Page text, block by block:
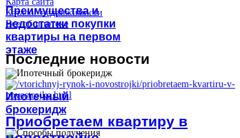
Преимущества и
недостатки покупки
квартиры на первом
этаже
Ипотечный
брокеридж
Каталог недвижимости
Все об ипотеке
Последние новости
Приобретаем квартиру в